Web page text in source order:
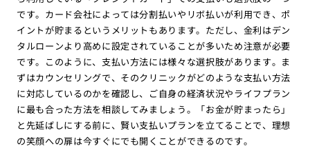
です。カード会社によっては分割払いやリボ払いが利用でき、ポ
イントが貯まるというメリットもあります。ただし、金利はデン
タルローンより高めに設定されていることが多いため注意が必要
です。このように、支払い方法には様々な選択肢があります。ま
ずはカウンセリングで、そのクリニックがどのような支払い方法
に対応しているのかを確認し、ご自身の経済状況やライフプラン
に最も合った方法を相談してみましょう。「お金が貯まったら」
と先延ばしにする前に、賢い支払いプランを立てることで、理想
の笑顔への扉は今すぐにでも開くことができるのです。